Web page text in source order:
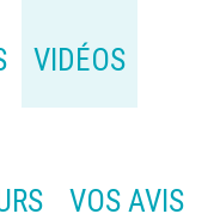
VIDÉOS
VOS AVIS